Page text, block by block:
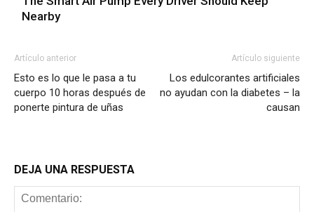
Nearby
Artículo anterior
Esto es lo que le pasa a tu
cuerpo 10 horas después de
ponerte pintura de uñas
Artículo siguiente
Los edulcorantes artificiales
no ayudan con la diabetes – la
causan
DEJA UNA RESPUESTA